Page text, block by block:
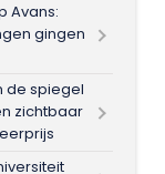
Avans:
gingen
de spiegel
zichtbaar